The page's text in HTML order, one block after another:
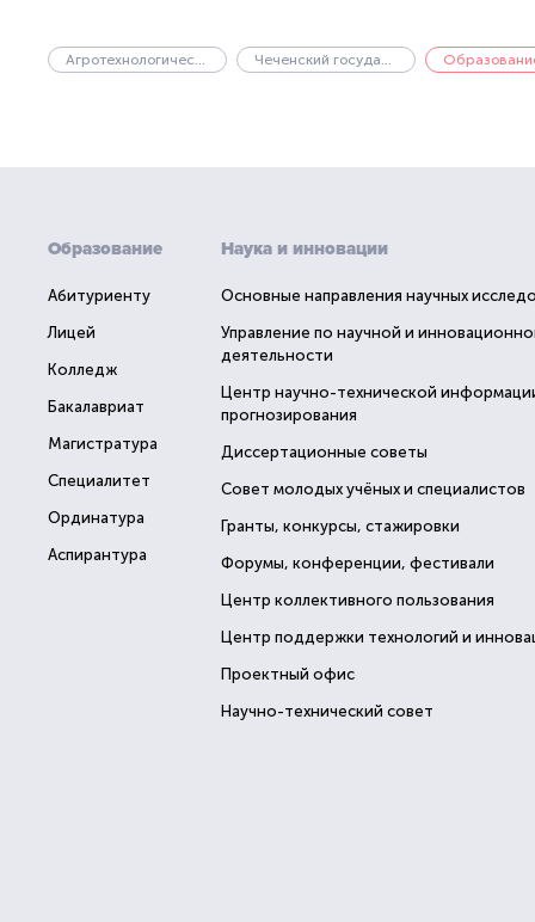
Агротехнологический институт Чеченский государственный университет имени А.А. Кадырова
Образование
Абитуриенту
Лицей
Колледж
Бакалавриат
Магистратура
Специалитет
Ординатура
Аспирантура
Наука и инновации
Основные направления научных
Управление по научной и
деятельности
Центр научно-технической
прогнозирования
Диссертационные советы
Совет молодых учёных и специалистов
Гранты, конкурсы, стажировки
Форумы, конференции, фестивали
Центр коллективного пользования
Центр поддержки технологий и
Проектный офис
Научно-технический совет